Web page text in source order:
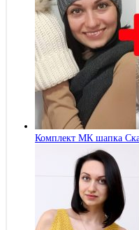
Комплект МК шапка